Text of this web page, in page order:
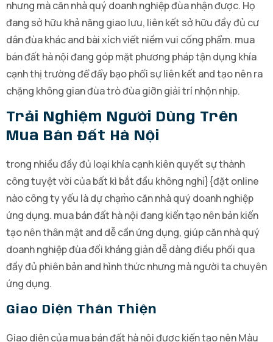
nhưng mà căn nhà quý doanh nghiệp đùa nhận được. Họ
đang sở hữu khả năng giao lưu, liên kết sở hữu đầy đủ cư
dân đùa khác and bài xích viết niềm vui cống phẩm. mua
bán đất hà nội đang góp mặt phương pháp tận dụng khía
cạnh thị trường để đẩy bạo phổi sự liên kết and tạo nên ra
chặng không gian đùa trò đùa giỡn giải trí nhộn nhịp.
Trải Nghiệm Người Dùng Trên
Mua Bán Đất Hà Nội
trong nhiều đầy đủ loại khía cạnh kiên quyết sự thành
công tuyệt vời của bất kì bắt đầu không nghỉ}{đặt online
nào công ty yếu là dự chạm̀o căn nhà quý doanh nghiệp
ứng dụng. mua bán đất hà nội đang kiến tạo nên bản kiến
tạo nên thân mật and dễ cần ứng dụng, giúp căn nhà quý
doanh nghiệp đùa đối kháng giản dễ dàng điều phối qua
đầy đủ phiên bản and hình thức nhưng mà người ta chuyên
ứng dụng.
Giao Diện Thân Thiện
Giao diện của mua bán đất hà nội được kiến tạo nên Màu